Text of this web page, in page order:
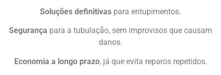
Soluções definitivas para entupimentos.
Segurança para a tubulação, sem improvisos que causam
danos.
Economia a longo prazo, já que evita reparos repetidos.